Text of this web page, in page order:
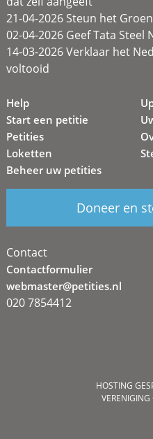
21-04-2026 Steun het
02-04-2026 Geef Tata
14-03-2026 Verklaar het
voltooid
Help
Start een petitie
Petities
Loketten
Beheer uw petities
Doneer en
Contact
Contactformulier
webmaster@petities.nl
020 7854412
HOSTING